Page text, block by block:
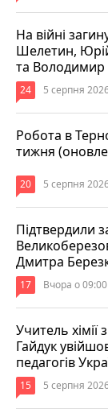
На війні
Шелетин,
та
24 5 серпня
Робота в
тижня
20 5 серпня
Підтвердили
Дмитра
17 Вчора о 09:00
Учитель
Гайдук
педагогів
15 5 серпня